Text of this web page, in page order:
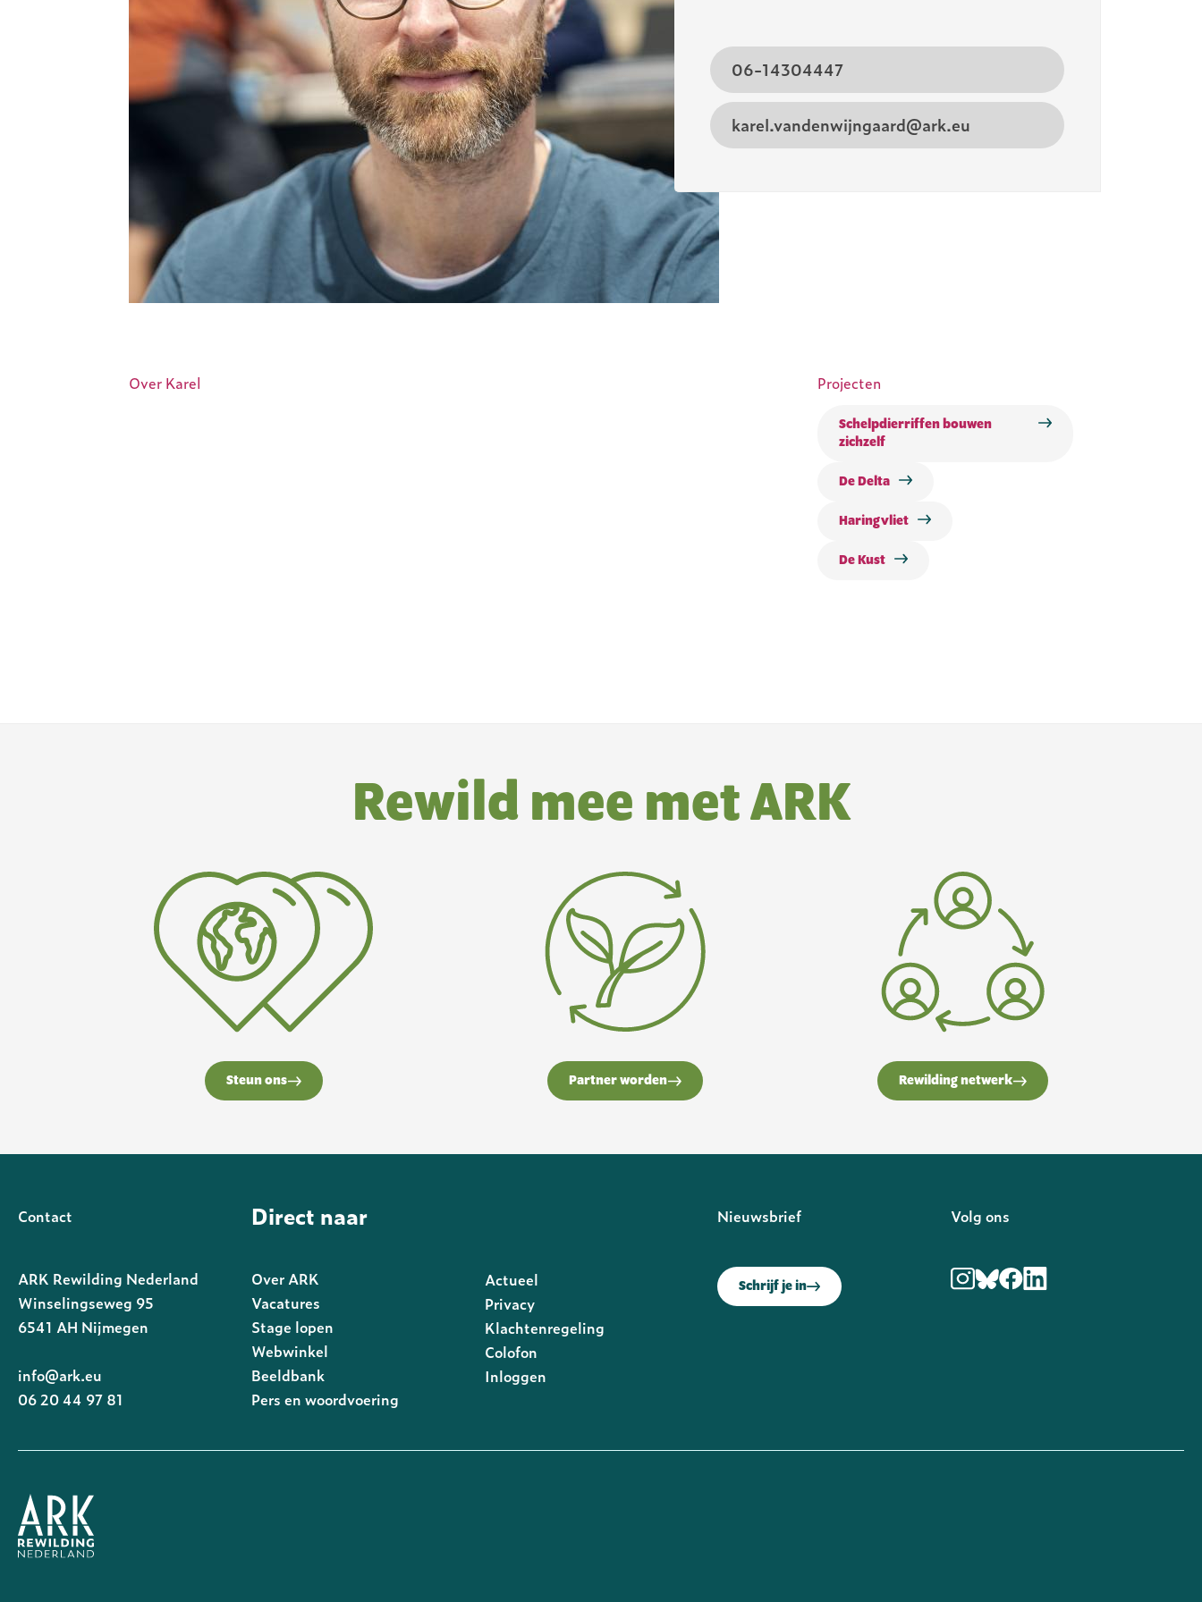
ARK Rewilding Fonds
06-14304447
karel.vandenwijngaard@ark.eu
Over Karel Projecten
Schelpdierriffen bouwen
zichzelf
De Delta
Haringvliet
De Kust
Rewild mee met ARK
Steun ons Partner worden Rewilding netwerk
Contact
ARK Rewilding Nederland
Winselingseweg 95
6541 AH Nijmegen
info@ark.eu
06 20 44 97 81
Direct naar
Over ARK
Vacatures
Stage lopen
Webwinkel
Beeldbank
Pers en woordvoering
Footer
rechts
Actueel
Privacy
Klachtenregeling
Colofon
Inloggen
Nieuwsbrief
Schrijf je in
Volg ons